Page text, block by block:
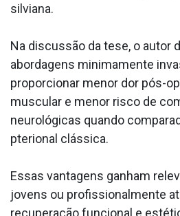
silviana.
Na discussão da tese, o autor
abordagens minimamente
proporcionar menor dor pós-
muscular e menor risco de
neurológicas quando
pterional clássica.
Essas vantagens ganham
jovens ou profissionalmente
recuperação funcional e